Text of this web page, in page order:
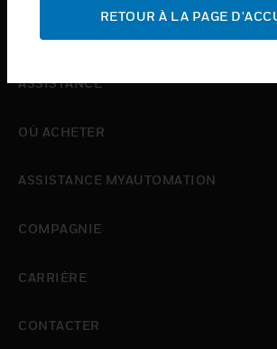
INDUSTRIES
ASSISTANCE
OÙ ACHETER
ASSISTANCE MYAUTOMATION
COMPAGNIE
CARRIÈRE
CONTACTER
RETOUR À LA PAGE